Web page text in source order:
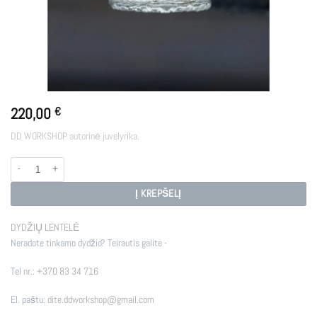
220,00 €
DD WORKSHOP autorinė juvelyrika.
produkto kiekis: BRIGID
Į KREPŠELĮ
DYDŽIŲ LENTELĖ
Neradote tinkamo dydžio? Teirautis galite -
Tel nr.: +370 83 34 716
El. paštu: dite.ddworkshop@gmail.com